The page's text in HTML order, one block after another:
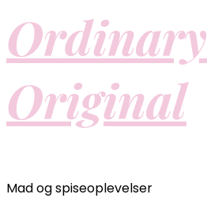
Ordinary
Original
Mad og spiseoplevelser